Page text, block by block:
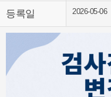
등록일 2026-05-06